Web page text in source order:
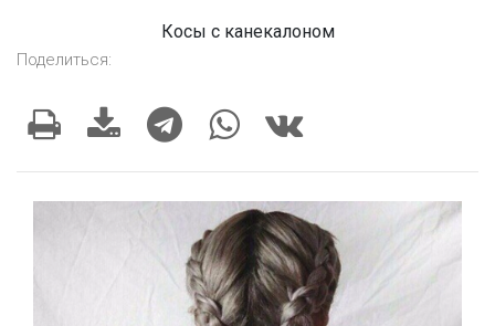
Косы с канекалоном
Поделиться: